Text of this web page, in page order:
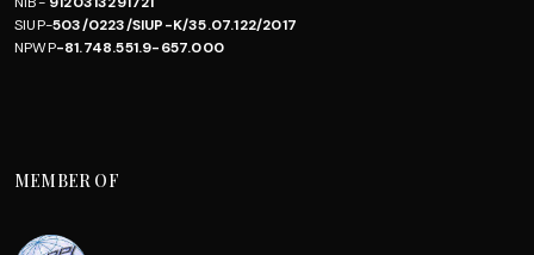
SIUP-503/0223/SIUP-K/35.07.122/2017
NPWP-81.748.551.9-657.000
MEMBER OF